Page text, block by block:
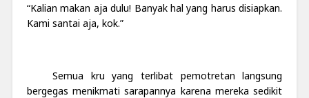
“Kalian makan aja dulu! Banyak hal yang harus disiapkan.
Kami santai aja, kok.”
Semua kru yang terlibat pemotretan langsung
bergegas menikmati sarapannya karena mereka sedikit